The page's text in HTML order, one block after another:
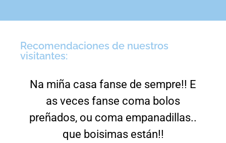
Recomendaciones de nuestros
visitantes:
Na miña casa fanse de sempre!! E
as veces fanse coma bolos
preñados, ou coma empanadillas..
que boisimas están!!